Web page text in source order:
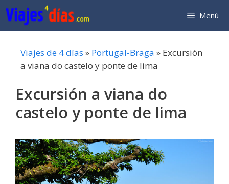
Saltar
al
contenido
Menú
Viajes de 4 días » Portugal-Braga » Excursión
a viana do castelo y ponte de lima
Excursión a viana do
castelo y ponte de lima